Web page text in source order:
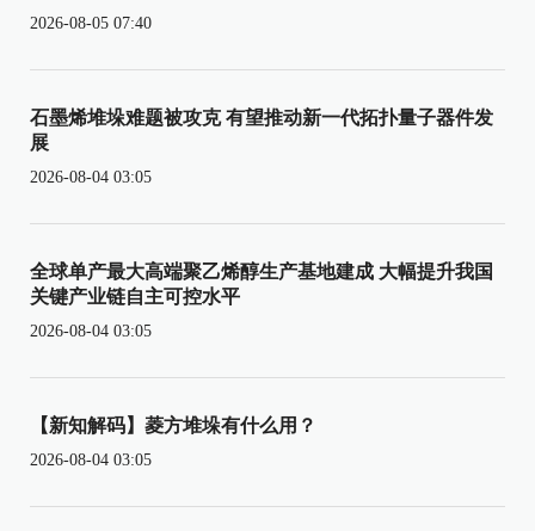
2026-08-05 07:40
石墨烯堆垛难题被攻克 有望推动新一代拓扑量子器件发
展
2026-08-04 03:05
全球单产最大高端聚乙烯醇生产基地建成 大幅提升我国
关键产业链自主可控水平
2026-08-04 03:05
【新知解码】菱方堆垛有什么用？
2026-08-04 03:05